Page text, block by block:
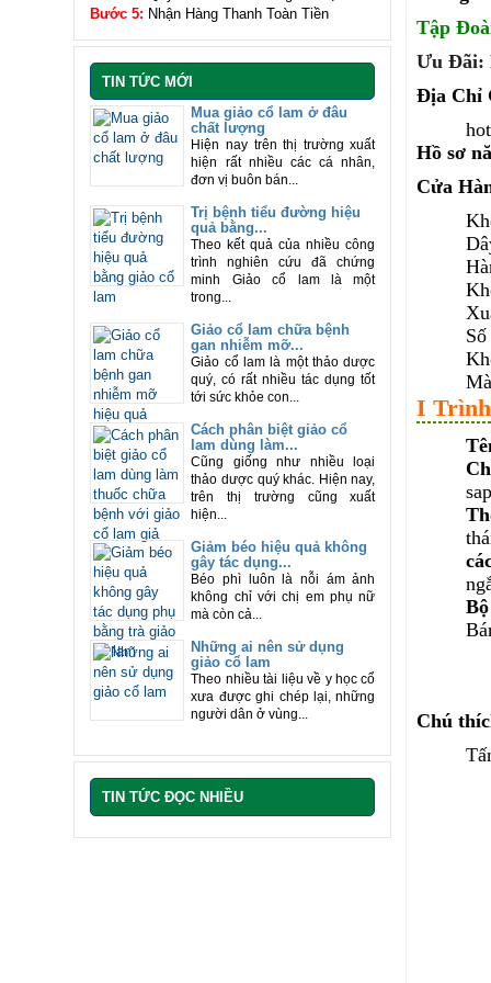
Bước 5: Nhận Hàng Thanh Toàn Tiền
TIN TỨC MỚI
Mua giảo cổ lam ở đâu
chất lượng
Hiện nay trên thị trường xuất
hiện rất nhiều các cá nhân,
đơn vị buôn bán...
Trị bệnh tiểu đường hiệu
quả bằng...
Theo kết quả của nhiều công
trình nghiên cứu đã chứng
minh Giảo cổ lam là một
trong...
Giảo cổ lam chữa bệnh
gan nhiễm mỡ...
Giảo cổ lam là một thảo dược
quý, có rất nhiều tác dụng tốt
tới sức khỏe con...
Cách phân biệt giảo cổ
lam dùng làm...
Cũng giống như nhiều loại
thảo dược quý khác. Hiện nay,
trên thị trường cũng xuất
hiện...
Giảm béo hiệu quả không
gây tác dụng...
Béo phì luôn là nỗi ám ảnh
không chỉ với chị em phụ nữ
mà còn cả...
Những ai nên sử dụng
giảo cổ lam
Theo nhiều tài liệu về y học cổ
xưa được ghi chép lại, những
người dân ở vùng...
TIN TỨC ĐỌC NHIỀU
Tập
Ưu Đãi:
Địa Chỉ
Hồ sơ
Cửa
I Trình
Chú